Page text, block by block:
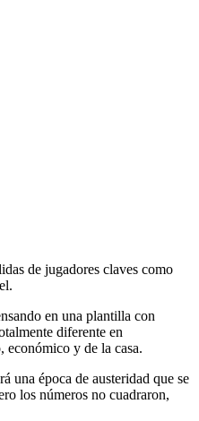
de jugadores claves como
en una plantilla con
diferente en
económico y de la casa.
una época de austeridad que se
los números no cuadraron,